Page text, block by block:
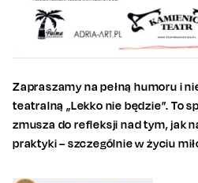
Zapraszamy na pełną humoru i
teatralną „Lekko nie będzie”. To
zmusza do refleksji nad tym, jak
praktyki – szczególnie w życiu